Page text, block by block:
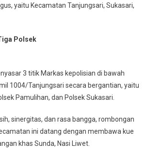
yaitu Kecamatan Tanjungsari, Sukasari,
Polsek
3 titik Markas kepolisian di bawah
1004/Tanjungsari secara bergantian, yaitu
Pamulihan, dan Polsek Sukasari.
sinergitas, dan rasa bangga, rombongan
ini datang dengan membawa kue
khas Sunda, Nasi Liwet.